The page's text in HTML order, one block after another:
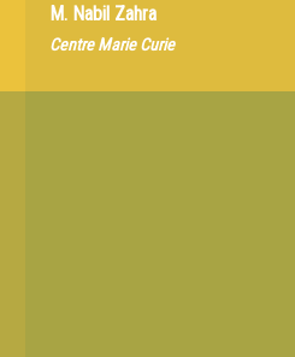
M. Nabil Zahra
Centre Marie Curie